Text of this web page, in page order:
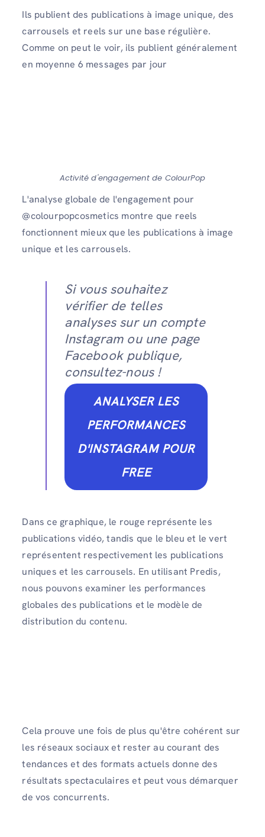
Ils publient des publications à image unique, des
carrousels et reels sur une base régulière.
Comme on peut le voir, ils publient généralement
en moyenne 6 messages par jour
Activité d'engagement de ColourPop
L'analyse globale de l'engagement pour
@colourpopcosmetics montre que reels
fonctionnent mieux que les publications à image
unique et les carrousels.
Si vous souhaitez
vérifier de telles
analyses sur un compte
Instagram ou une page
Facebook publique,
consultez-nous !
ANALYSER LES
PERFORMANCES
D'INSTAGRAM POUR
FREE
Dans ce graphique, le rouge représente les
publications vidéo, tandis que le bleu et le vert
représentent respectivement les publications
uniques et les carrousels. En utilisant Predis,
nous pouvons examiner les performances
globales des publications et le modèle de
distribution du contenu.
Cela prouve une fois de plus qu'être cohérent sur
les réseaux sociaux et rester au courant des
tendances et des formats actuels donne des
résultats spectaculaires et peut vous démarquer
de vos concurrents.